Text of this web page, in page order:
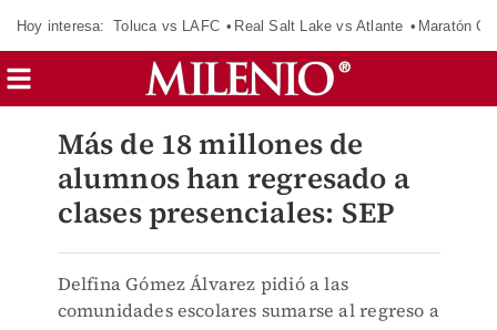
Hoy interesa: Toluca vs LAFC Real Salt Lake vs Atlante Maratón
Más de 18 millones de
alumnos han regresado a
clases presenciales: SEP
Delfina Gómez Álvarez pidió a las
comunidades escolares sumarse al regreso a